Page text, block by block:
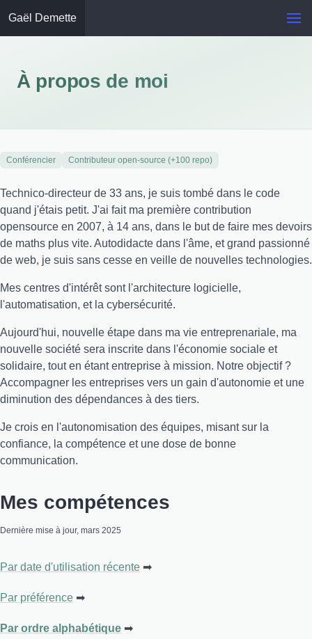
Gaël Demette
À propos de moi
Conférencier Contributeur open-source (+100 repo)
Technico-directeur de 33 ans, je suis tombé dans le code
quand j'étais petit. J'ai fait ma première contribution
opensource en 2007, à 14 ans, dans le but de faire mes devoirs
de maths plus vite. Autodidacte dans l'âme, et grand passionné
de web, je suis sans cesse en veille de nouvelles technologies.
Mes centres d'intérêt sont l'architecture logicielle,
l'automatisation, et la cybersécurité.
Aujourd'hui, nouvelle étape dans ma vie entreprenariale, ma
nouvelle société sera inscrite dans l'économie sociale et
solidaire, tout en étant entreprise à mission. Notre objectif ?
Accompagner les entreprises vers un gain d'autonomie et une
diminution des dépendances à des tiers.
Je crois en l'autonomisation des équipes, misant sur la
confiance, la compétence et une dose de bonne
communication.
Mes compétences
Dernière mise à jour, mars 2025
Par date d'utilisation récente
Par préférence
Par ordre alphabétique